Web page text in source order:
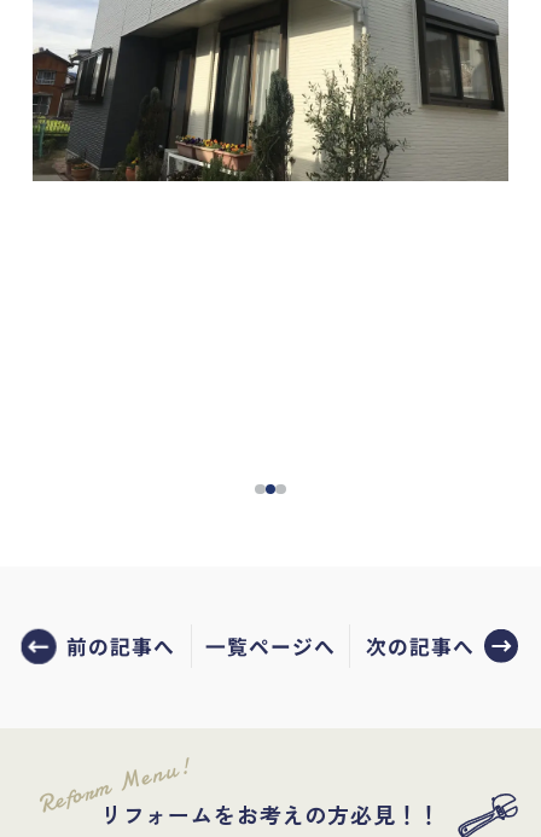
前の記事へ 一覧ページへ 次の記事へ
Reform Menu!
リフォームをお考えの方必見！！